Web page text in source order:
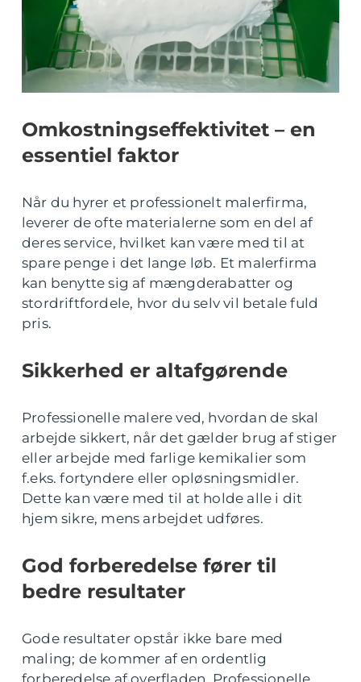
Omkostningseffektivitet – en
essentiel faktor
Når du hyrer et professionelt malerfirma,
leverer de ofte materialerne som en del af
deres service, hvilket kan være med til at
spare penge i det lange løb. Et malerfirma
kan benytte sig af mængderabatter og
stordriftfordele, hvor du selv vil betale fuld
pris.
Sikkerhed er altafgørende
Professionelle malere ved, hvordan de skal
arbejde sikkert, når det gælder brug af stiger
eller arbejde med farlige kemikalier som
f.eks. fortyndere eller opløsningsmidler.
Dette kan være med til at holde alle i dit
hjem sikre, mens arbejdet udføres.
God forberedelse fører til
bedre resultater
Gode resultater opstår ikke bare med
maling; de kommer af en ordentlig